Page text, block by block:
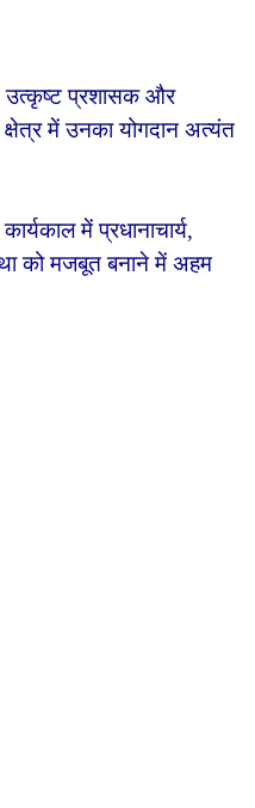
उत्कृष्ट प्रशासक और
में उनका योगदान अत्यंत
में प्रधानाचार्य,
को मजबूत बनाने में अहम